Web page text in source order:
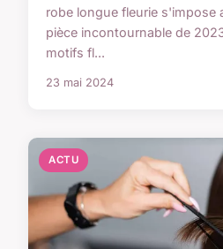
robe longue fleurie s'impose
pièce incontournable de
motifs fl...
23 mai 2024
ACTU